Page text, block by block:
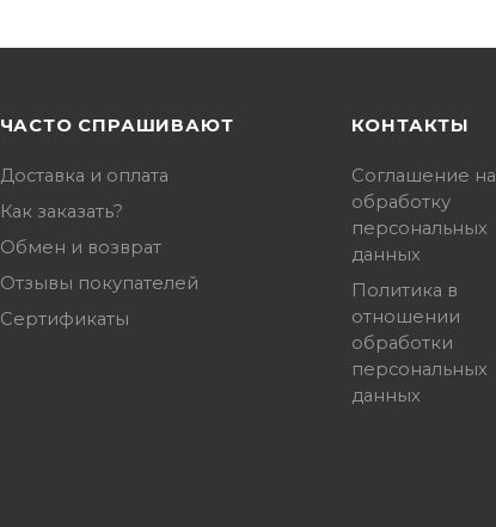
ЧАСТО СПРАШИВАЮТ
Доставка и оплата
Как заказать?
Обмен и возврат
Отзывы покупателей
Сертификаты
КОНТАКТЫ
Соглашение на
обработку
персональных
данных
Политика в
отношении
обработки
персональных
данных